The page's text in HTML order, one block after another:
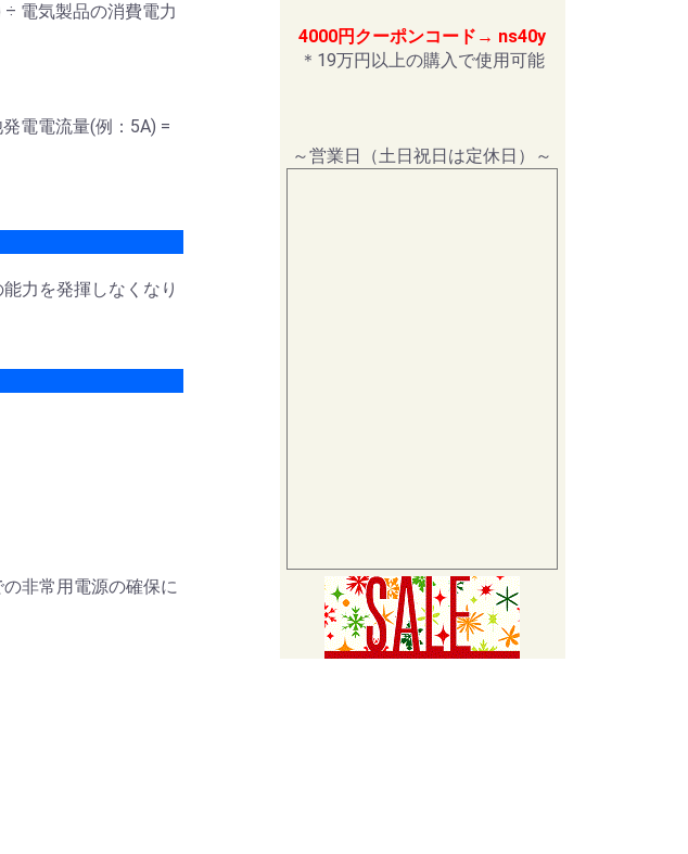
電気製品の消費電力
電電流量(例：5A) =
力を発揮しなくなり
非常用電源の確保に
4000円クーポンコード→ ns40y
＊19万円以上の購入で使用可能
～営業日（土日祝日は定休日）～